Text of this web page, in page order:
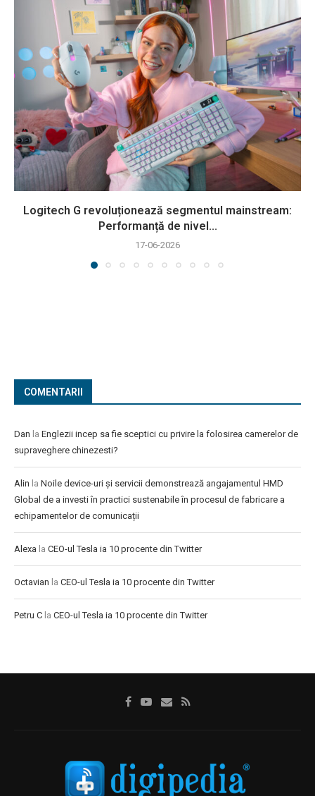
Logitech G revoluționează segmentul mainstream:
Performanță de nivel...
17-06-2026
COMENTARII
Dan la Englezii incep sa fie sceptici cu privire la folosirea camerelor de
supraveghere chinezesti?
Alin la Noile device-uri și servicii demonstrează angajamentul HMD
Global de a investi în practici sustenabile în procesul de fabricare a
echipamentelor de comunicații
Alexa la CEO-ul Tesla ia 10 procente din Twitter
Octavian la CEO-ul Tesla ia 10 procente din Twitter
Petru C la CEO-ul Tesla ia 10 procente din Twitter